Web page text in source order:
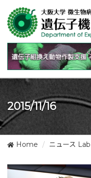
2015/11/16
Home ニュース